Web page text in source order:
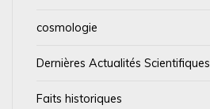
cosmologie
Dernières Actualités Scientifiques
Faits historiques